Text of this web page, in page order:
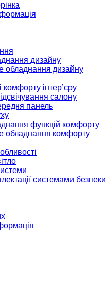
дизайну
обладнання дизайну
комфорту інтер’єру
салону
панель
функцій комфорту
обладнання комфорту
системами безпеки